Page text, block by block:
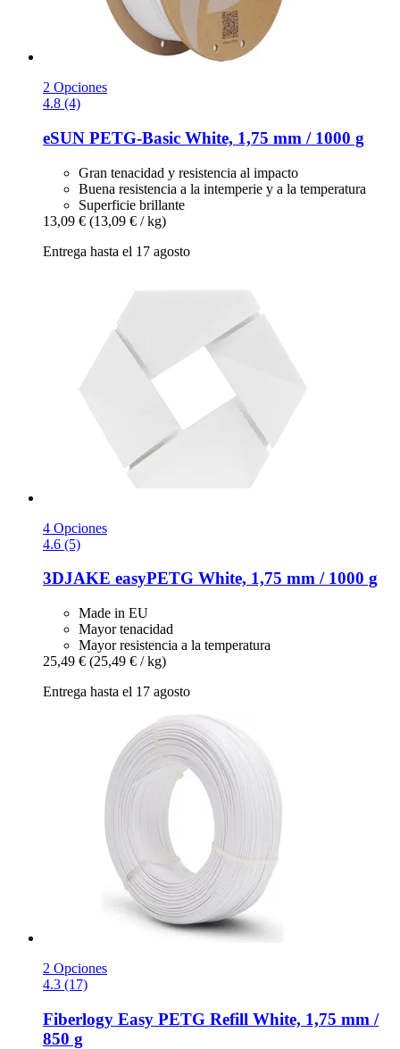
2 Opciones
4.8 (4)
eSUN PETG-​Basic White, 1,75 mm / 1000 g
Gran tenacidad y resistencia al impacto
Buena resistencia a la intemperie y a la temperatura
Superficie brillante
13,09 € (13,09 € / kg)
Entrega hasta el 17 agosto
4 Opciones
4.6 (5)
3DJAKE easyPETG White, 1,75 mm / 1000 g
Made in EU
Mayor tenacidad
Mayor resistencia a la temperatura
25,49 € (25,49 € / kg)
Entrega hasta el 17 agosto
2 Opciones
4.3 (17)
Fiberlogy Easy PETG Refill White, 1,75 mm /
850 g